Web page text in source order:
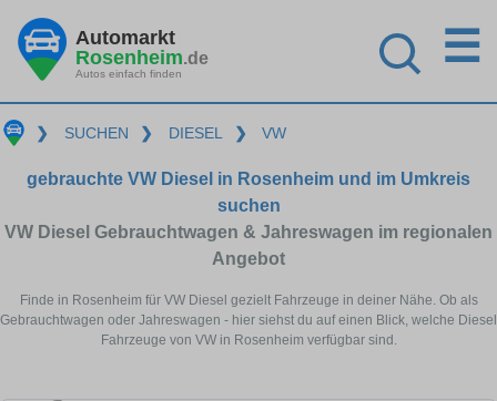
Automarkt
Rosenheim.de
Autos einfach finden
☰
❯ SUCHEN ❯ DIESEL ❯ VW
gebrauchte VW Diesel in Rosenheim und im Umkreis
suchen
VW Diesel Gebrauchtwagen & Jahreswagen im regionalen
Angebot
Finde in Rosenheim für VW Diesel gezielt Fahrzeuge in deiner Nähe. Ob als
Gebrauchtwagen oder Jahreswagen - hier siehst du auf einen Blick, welche Diesel
Fahrzeuge von VW in Rosenheim verfügbar sind.